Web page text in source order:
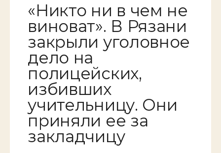
«Никто ни в чем не
виноват». В Рязани
закрыли уголовное
дело на
полицейских,
избивших
учительницу. Они
приняли ее за
закладчицу